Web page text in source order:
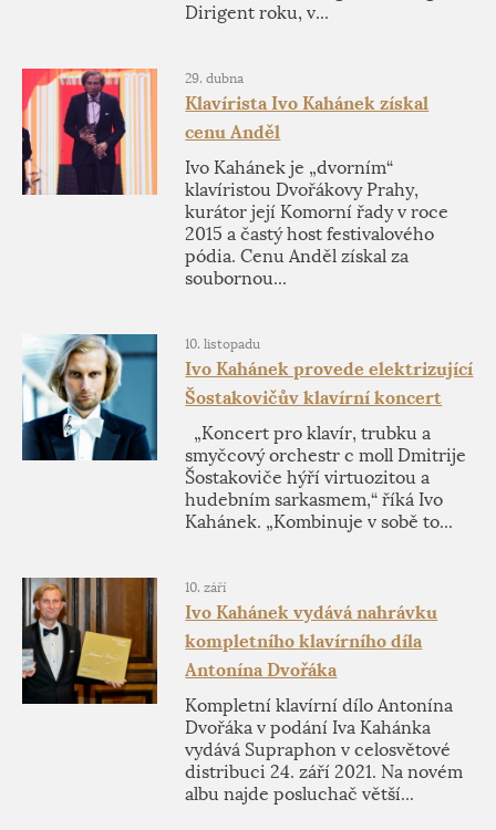
Dirigent roku, v...
29. dubna
Klavírista Ivo Kahánek získal
cenu Anděl
Ivo Kahánek je „dvorním“
klavíristou Dvořákovy Prahy,
kurátor její Komorní řady v roce
2015 a častý host festivalového
pódia. Cenu Anděl získal za
soubornou...
10. listopadu
Ivo Kahánek provede elektrizující
Šostakovičův klavírní koncert
„Koncert pro klavír, trubku a
smyčcový orchestr c moll Dmitrije
Šostakoviče hýří virtuozitou a
hudebním sarkasmem,“ říká Ivo
Kahánek. „Kombinuje v sobě to...
10. září
Ivo Kahánek vydává nahrávku
kompletního klavírního díla
Antonína Dvořáka
Kompletní klavírní dílo Antonína
Dvořáka v podání Iva Kahánka
vydává Supraphon v celosvětové
distribuci 24. září 2021. Na novém
albu najde posluchač větší...